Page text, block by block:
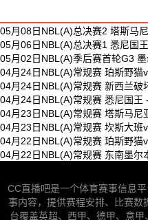
05月08日NBL(A)总决赛2 塔斯马
05月06日NBL(A)总决赛1 悉尼国
05月02日NBL(A)季后赛首轮G3
04月24日NBL(A)常规赛 珀斯野猫
04月24日NBL(A)常规赛 新西兰破
04月24日NBL(A)常规赛 悉尼国王
04月23日NBL(A)常规赛 塔斯马尼
04月23日NBL(A)常规赛 坎斯大班
04月22日NBL(A)常规赛 珀斯野猫
04月22日NBL(A)常规赛 东南墨尔
CC直播吧是一个体育赛事信息
事内容，提供赛程安排、比赛
台覆盖英超、西甲、德甲、意